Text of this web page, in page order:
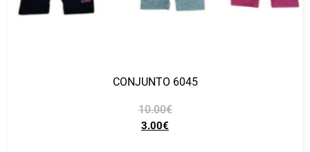
CONJUNTO 6045
10.00€
3.00€